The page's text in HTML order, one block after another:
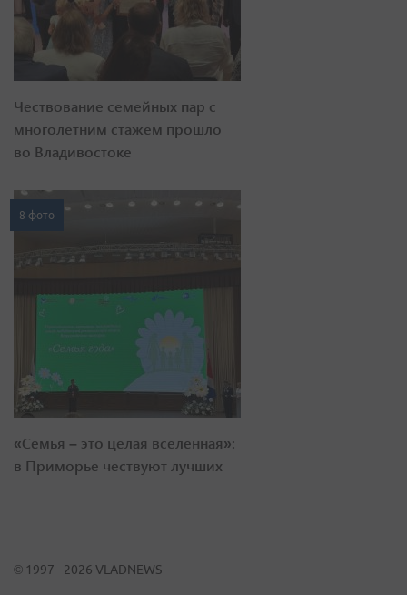
Чествование семейных пар с
многолетним стажем прошло
во Владивостоке
8 фото
«Семья – это целая вселенная»:
в Приморье чествуют лучших
© 1997 - 2026 VLADNEWS